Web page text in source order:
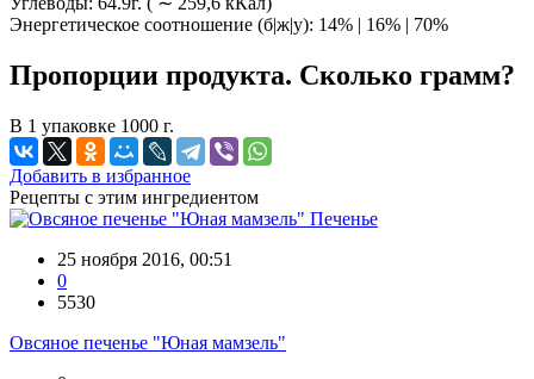
Энергетическое соотношение (б|ж|у): 14% | 16% | 70%
Пропорции продукта. Сколько грамм?
В 1 упаковке 1000 г.
Добавить в избранное
Рецепты с этим ингредиентом
Печенье
25 ноября 2016, 00:51
0
5530
Овсяное печенье "Юная мамзель"